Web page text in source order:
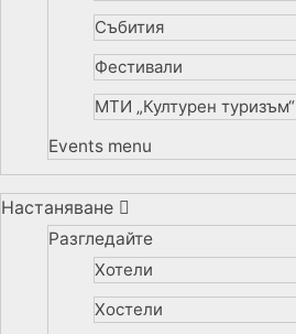
Събития
Фестивали
МТИ „Културен туризъм“
Events menu
Настаняване
Разгледайте
Хотели
Хостели